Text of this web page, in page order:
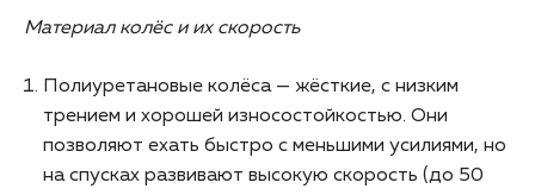
Материал колёс и их скорость
Полиуретановые колёса — жёсткие, с низким
трением и хорошей износостойкостью. Они
позволяют ехать быстро с меньшими усилиями, но
на спусках развивают высокую скорость (до 50